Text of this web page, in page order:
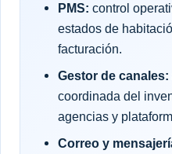
PMS: control
estados de
facturación.
Gestor de canales:
coordinada del
agencias y
Correo y